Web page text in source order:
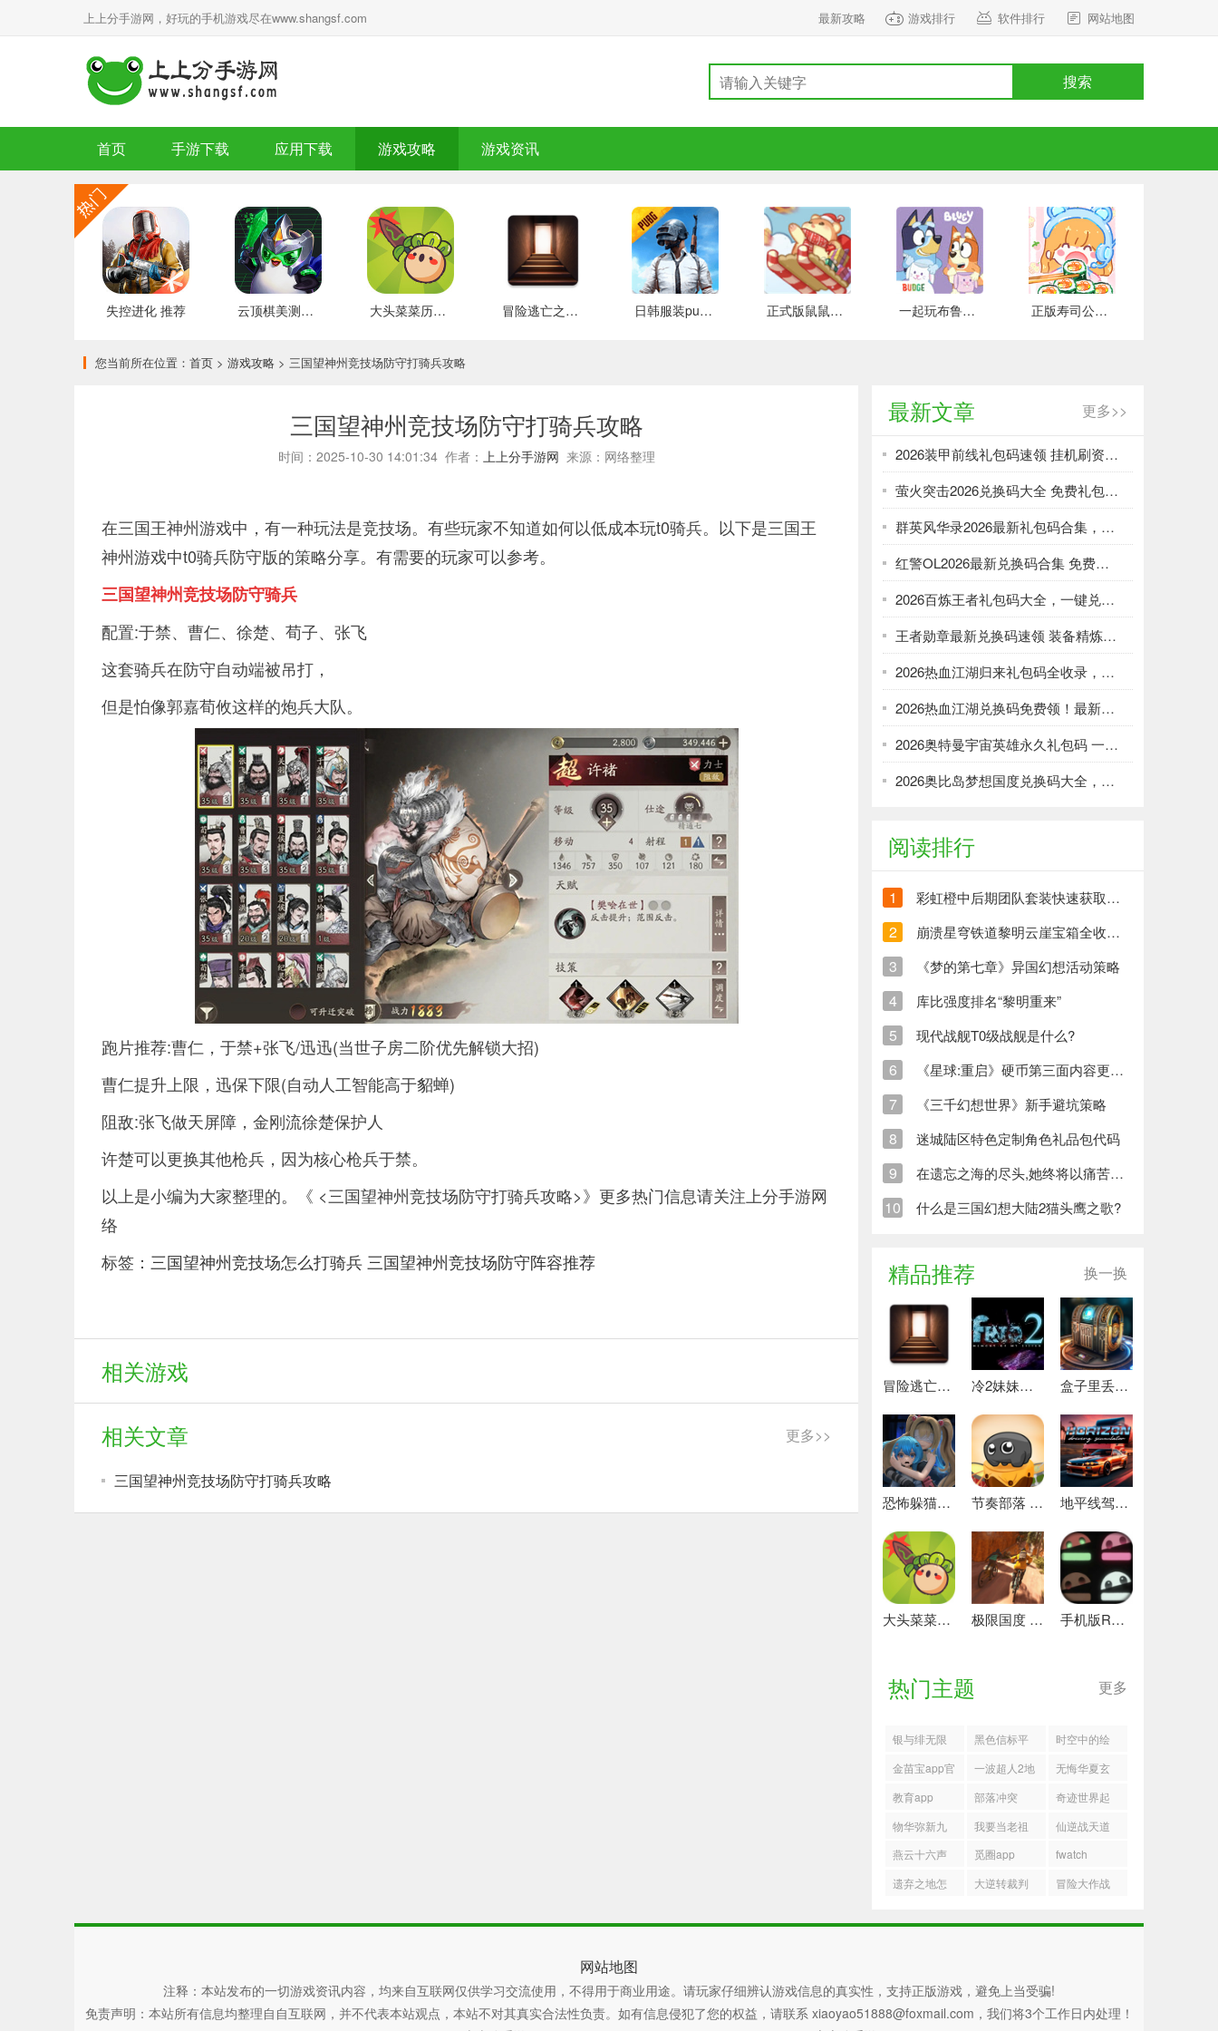
上上分手游网，好玩的手机游戏尽在www.shangsf.com 最新攻略 游戏排行 软件排行 网站地图
搜索
首页 手游下载 应用下载 游戏攻略 游戏资讯
失控进化 推荐 云顶棋美测服 最新版 大头菜菜历险记 好玩的 冒险逃亡之谜 推荐 日韩服装pubg 好玩的 正式版鼠鼠百货物语 安卓版 一起玩布鲁伊吧 手游下载 正版寿司公园 安卓版
您当前所在位置： 首页 > 游戏攻略 > 三国望神州竞技场防守打骑兵攻略
三国望神州竞技场防守打骑兵攻略
时间：2025-10-30 14:01:34 作者： 上上分手游网 来源：网络整理
在三国王神州游戏中，有一种玩法是竞技场。有些玩家不知道如何以低成本玩t0骑兵。以下是三国王
神州游戏中t0骑兵防守版的策略分享。有需要的玩家可以参考。
三国望神州竞技场防守骑兵
配置:于禁、曹仁、徐楚、荀子、张飞
这套骑兵在防守自动端被吊打，
但是怕像郭嘉荀攸这样的炮兵大队。
跑片推荐:曹仁，于禁+张飞/迅迅(当世子房二阶优先解锁大招)
曹仁提升上限，迅保下限(自动人工智能高于貂蝉)
阻敌:张飞做天屏障，金刚流徐楚保护人
许楚可以更换其他枪兵，因为核心枪兵于禁。
以上是小编为大家整理的。《 <三国望神州竞技场防守打骑兵攻略>》更多热门信息请关注上分手游网
络
标签： 三国望神州竞技场怎么打骑兵 三国望神州竞技场防守阵容推荐
相关游戏
相关文章 更多>>
三国望神州竞技场防守打骑兵攻略
最新文章 更多>>
2026装甲前线礼包码速领 挂机刷资源攻略
萤火突击2026兑换码大全 免费礼包一键领取
群英风华录2026最新礼包码合集，一键领取限时福利
红警OL2026最新兑换码合集 免费礼包一键领取
2026百炼王者礼包码大全，一键兑换加速武将养成
王者勋章最新兑换码速领 装备精炼资源轻松刷
2026热血江湖归来礼包码全收录，强化资源不愁！
2026热血江湖兑换码免费领！最新礼包大全速取
2026奥特曼宇宙英雄永久礼包码 一键领取光暗资源
2026奥比岛梦想国度兑换码大全，免费领服饰家具！
阅读排行
1 彩虹橙中后期团队套装快速获取方法
2 崩溃星穹铁道黎明云崖宝箱全收集策略与崩铁玩家分享
3 《梦的第七章》异国幻想活动策略
4 库比强度排名“黎明重来”
5 现代战舰T0级战舰是什么?
6 《星球:重启》硬币第三面内容更新清单
7 《三千幻想世界》新手避坑策略
8 迷城陆区特色定制角色礼品包代码
9 在遗忘之海的尽头,她终将以痛苦创造新的生命
10 什么是三国幻想大陆2猫头鹰之歌?
精品推荐 换一换
冒险逃亡之谜 推荐 冷2妹妹的记忆 热门下载 盒子里丢失的碎片 安卓下载
恐怖躲猫猫4 最新版 节奏部落 安卓版 地平线驾驶模拟器 最新版
大头菜菜历险记 好玩的 极限国度 最新版 手机版REPO 安卓版
热门主题 更多
银与绯无限
战局第二关
怎么过
黑色信标平
民最强阵容
时空中的绘
旅人千千宇
宙活动攻略
金苗宝app官
方版下载
一波超人2地
狱男爵怎么
玩
无悔华夏玄
奘传历史线
有哪些结局
教育app
部落冲突
2026兑换码
奇迹世界起
源战士技能
装备推荐攻
物华弥新九
幽行域七八
关40难度阵
我要当老祖
兑换码
仙逆战天道
仙术搭配思
路指南
燕云十六声
前尘旧物断
觅圈app
fwatch
遗弃之地怎
大逆转裁判
冒险大作战
网站地图
注释：本站发布的一切游戏资讯内容，均来自互联网仅供学习交流使用，不得用于商业用途。请玩家仔细辨认游戏信息的真实性，支持正版游戏，避免上当受骗!
免责声明：本站所有信息均整理自自互联网，并不代表本站观点，本站不对其真实合法性负责。如有信息侵犯了您的权益，请联系 xiaoyao51888@foxmail.com，我们将3个工作日内处理！